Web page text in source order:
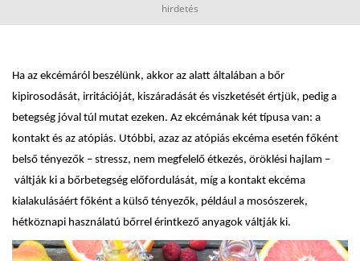
hirdetés
Ha az ekcémáról beszélünk, akkor az alatt általában a bőr
kipirosodását, irritációját, kiszáradását és viszketését értjük, pedig a
betegség jóval túl mutat ezeken. Az ekcémának két típusa van: a
kontakt és az atópiás. Utóbbi, azaz az atópiás ekcéma esetén főként
belső tényezők – stressz, nem megfelelő étkezés, öröklési hajlam –
váltják ki a bőrbetegség előfordulását, míg a kontakt ekcéma
kialakulásáért főként a külső tényezők, például a mosószerek,
hétköznapi használatú bőrrel érintkező anyagok váltják ki.